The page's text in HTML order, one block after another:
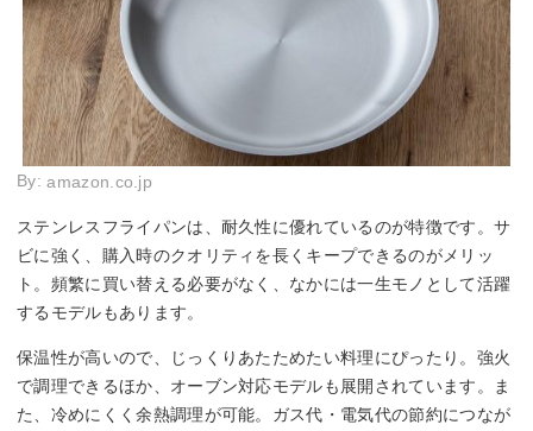
By:amazon.co.jp
ステンレスフライパンは、耐久性に優れているのが特徴です。サ
ビに強く、購入時のクオリティを長くキープできるのがメリッ
ト。頻繁に買い替える必要がなく、なかには一生モノとして活躍
するモデルもあります。
保温性が高いので、じっくりあたためたい料理にぴったり。強火
で調理できるほか、オーブン対応モデルも展開されています。ま
た、冷めにくく余熱調理が可能。ガス代・電気代の節約につなが